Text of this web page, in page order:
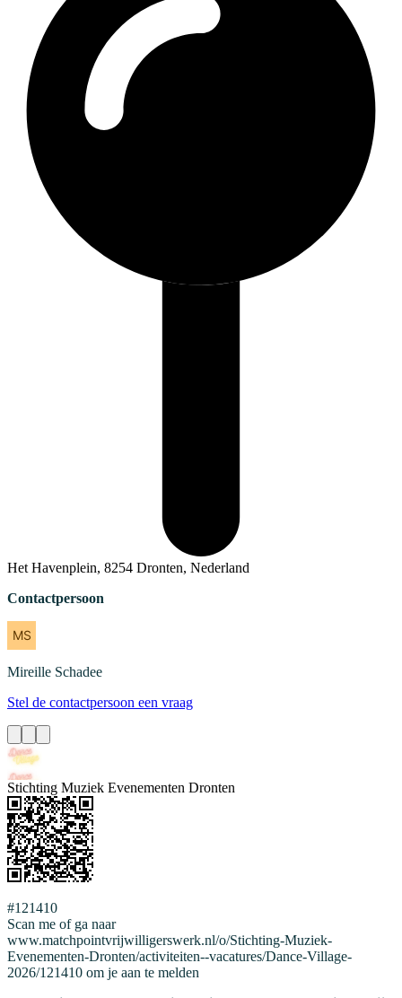
Het Havenplein, 8254 Dronten, Nederland
Contactpersoon
Mireille Schadee
Stel de contactpersoon een vraag
Stichting Muziek Evenementen Dronten
#121410
Scan me of ga naar
www.matchpointvrijwilligerswerk.nl/o/Stichting-Muziek-
Evenementen-Dronten/activiteiten--vacatures/Dance-Village-
2026/121410 om je aan te melden